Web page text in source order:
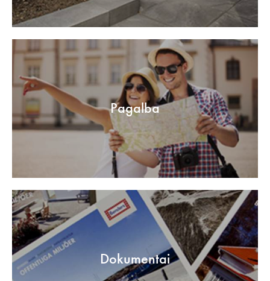
Pagalba
Dokumentai